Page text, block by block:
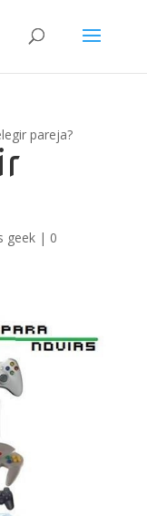
pareja?
geek| 0